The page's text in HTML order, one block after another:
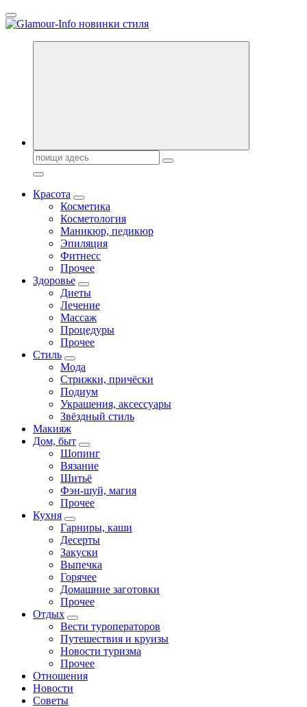
Перейти
к
Секреты молодости, красоты и долголетия. Гламурный журнал
Поиск:
Красота
Косметика
Косметология
Маникюр, педикюр
Эпиляция
Фитнесс
Прочее
Здоровье
Диеты
Лечение
Массаж
Процедуры
Прочее
Стиль
Мода
Стрижки, причёски
Подиум
Украшения, аксессуары
Звёздный стиль
Макияж
Дом, быт
Шопинг
Вязание
Шитьё
Фэн-шуй, магия
Прочее
Кухня
Гарниры, каши
Десерты
Закуски
Выпечка
Горячее
Домашние заготовки
Прочее
Отдых
Вести туроператоров
Путешествия и круизы
Новости туризма
Прочее
Отношения
Новости
Советы